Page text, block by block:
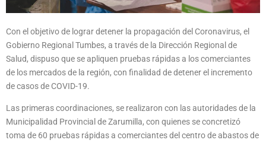
Con el objetivo de lograr detener la propagación del Coronavirus, el
Gobierno Regional Tumbes, a través de la Dirección Regional de
Salud, dispuso que se apliquen pruebas rápidas a los comerciantes
de los mercados de la región, con finalidad de detener el incremento
de casos de COVID-19.
Las primeras coordinaciones, se realizaron con las autoridades de la
Municipalidad Provincial de Zarumilla, con quienes se concretizó
toma de 60 pruebas rápidas a comerciantes del centro de abastos de